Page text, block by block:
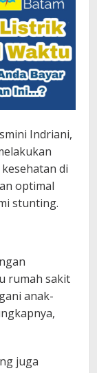
Indriani,
di
optimal
stunting.
rumah sakit
anak-
juga